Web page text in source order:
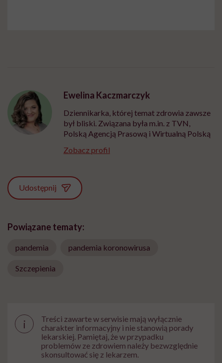
Ewelina Kaczmarczyk
Dziennikarka, której temat zdrowia zawsze
był bliski. Związana była m.in. z TVN,
Polską Agencją Prasową i Wirtualną Polską
Zobacz profil
Udostępnij
Powiązane tematy:
pandemia pandemia koronowirusa
Szczepienia
i
Treści zawarte w serwisie mają wyłącznie
charakter informacyjny i nie stanowią porady
lekarskiej. Pamiętaj, że w przypadku
problemów ze zdrowiem należy bezwzględnie
skonsultować się z lekarzem.